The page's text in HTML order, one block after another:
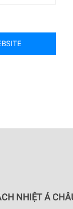
NHIỆT Á